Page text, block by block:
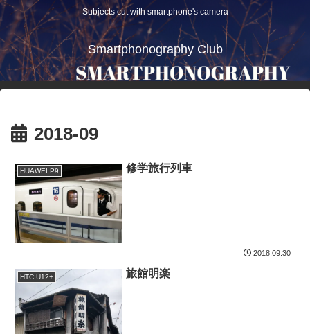
Subjects cut with smartphone's camera
Smartphonography Club
2018-09
HUAWEI P9 修学旅行列車
2018.09.30
HTC U12+ 旅館明楽